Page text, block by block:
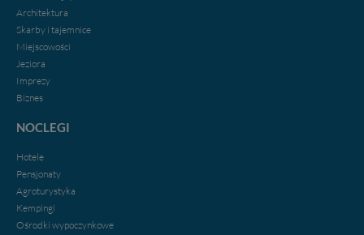
Architektura
Skarby i tajemnice
Miejscowości
Jeziora
Imprezy
Biznes
NOCLEGI
Hotele
Pensjonaty
Agroturystyka
Kempingi
Ośrodki wypoczynkowe